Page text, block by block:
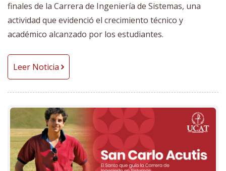
finales de la Carrera de Ingeniería de Sistemas, una
actividad que evidenció el crecimiento técnico y
académico alcanzado por los estudiantes.
Leer Noticia